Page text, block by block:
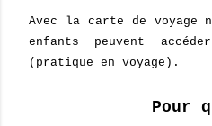
Avec la carte de
enfants peuvent
(pratique en voyage).
Pour